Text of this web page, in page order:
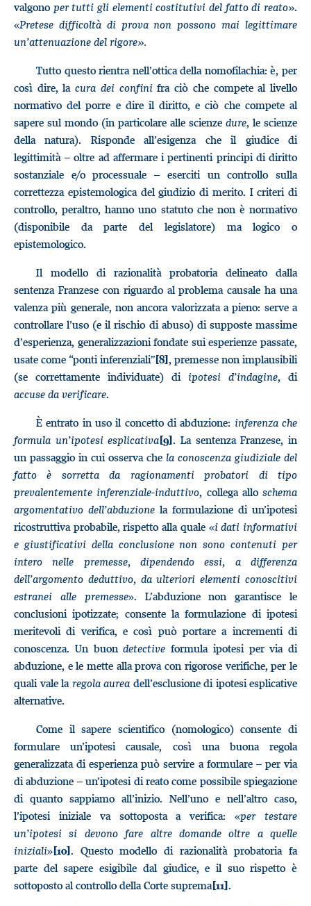
valgono per tutti gli elementi costitutivi del fatto di reato».
«Pretese difficoltà di prova non possono mai legittimare
un’attenuazione del rigore».
Tutto questo rientra nell’ottica della nomofilachia: è, per
così dire, lacura dei confinifra ciò che compete al livello
normativo del porre e dire il diritto, e ciò che compete al
sapere sul mondo (in particolare alle scienze dure, le scienze
della natura). Risponde all’esigenza che il giudice di
legittimità – oltre ad affermare i pertinenti principi di diritto
sostanziale e/o processuale – eserciti un controllo sulla
correttezza epistemologica del giudizio di merito. I criteri di
controllo, peraltro, hanno uno statuto che non è normativo
(disponibile da parte del legislatore) ma logico o
epistemologico.
Il modello di razionalità probatoria delineato dalla
sentenza Franzese con riguardo al problema causale ha una
valenza più generale, non ancora valorizzata a pieno: serve a
controllare l’uso (e il rischio di abuso) di supposte massime
d’esperienza, generalizzazioni fondate sui esperienze passate,
usate come “ponti inferenziali”[8], premesse non implausibili
(se correttamente individuate) di ipotesi d’indagine, di
accuse da verificare.
È entrato in uso il concetto di abduzione: inferenza che
formula un’ipotesi esplicativa[9]. La sentenza Franzese, in
un passaggio in cui osserva che la conoscenza giudiziale del
fatto è sorretta da ragionamenti probatori di tipo
prevalentemente inferenziale-induttivo, collega allo schema
argomentativo dell’abduzione la formulazione di un’ipotesi
ricostruttiva probabile, rispetto alla quale «i dati informativi
e giustificativi della conclusione non sono contenuti per
intero nelle premesse, dipendendo essi, a differenza
dell’argomento deduttivo, da ulteriori elementi conoscitivi
estranei alle premesse». L’abduzione non garantisce le
conclusioni ipotizzate; consente la formulazione di ipotesi
meritevoli di verifica, e così può portare a incrementi di
conoscenza. Un buondetective formula ipotesi per via di
abduzione, e le mette alla prova con rigorose verifiche, per le
quali vale la regola aurea dell’esclusione di ipotesi esplicative
alternative.
Come il sapere scientifico (nomologico) consente di
formulare un’ipotesi causale, così una buona regola
generalizzata di esperienza può servire a formulare – per via
di abduzione – un’ipotesi di reato come possibile spiegazione
di quanto sappiamo all’inizio. Nell’uno e nell’altro caso,
l’ipotesi iniziale va sottoposta a verifica: «per testare
un’ipotesi si devono fare altre domande oltre a quelle
iniziali»[10]. Questo modello di razionalità probatoria fa
parte del sapere esigibile dal giudice, e il suo rispetto è
sottoposto al controllo della Corte suprema[11].